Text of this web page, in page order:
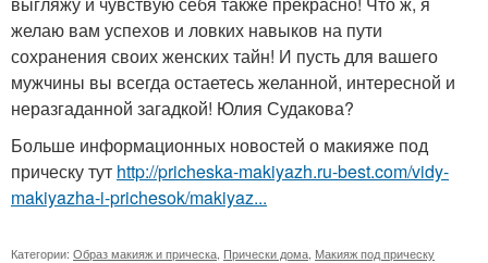
желаю вам успехов и ловких навыков на пути
сохранения своих женских тайн! И пусть для вашего
мужчины вы всегда остаетесь желанной, интересной и
неразгаданной загадкой! Юлия Судакова?
Больше информационных новостей о макияже под
прическу тут http://pricheska-makiyazh.ru-best.com/vidy-
makiyazha-i-prichesok/makiyaz...
Категории: Образ макияж и прическа Прически дома Макияж под прическу